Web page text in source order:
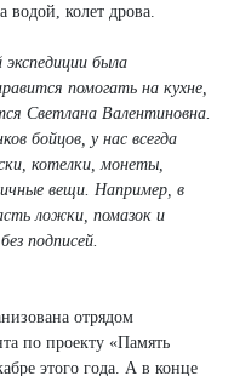
водой, колет дрова.
была
помогать на кухне,
Светлана Валентиновна.
бойцов, у нас всегда
котелки, монеты,
вещи. Например, в
ложки, помазок и
подписей.
отрядом
по проекту «Память
этого года. А в конце